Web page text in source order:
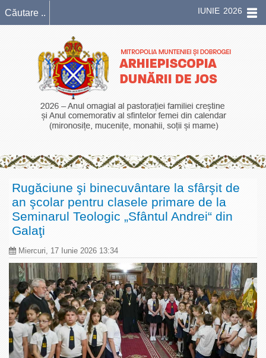
IUNIE 2026
Rugăciune şi binecuvântare la sfârşit de
an şcolar pentru clasele primare de la
Seminarul Teologic „Sfântul Andrei“ din
Galaţi
Miercuri, 17 Iunie 2026 13:34